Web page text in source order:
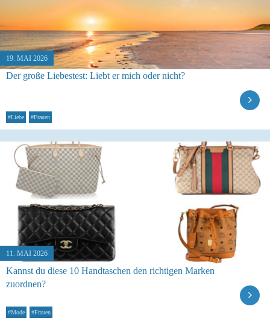
19. MAI 2026
Der große Liebestest: Liebt er mich oder nicht?
#Liebe #Frauen
11. MAI 2026
Kannst du diese 10 Handtaschen den richtigen Marken
zuordnen?
#Mode #Frauen